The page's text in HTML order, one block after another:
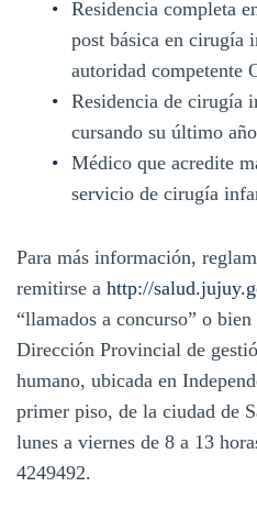
Residencia completa
post básica en cirugía
autoridad competente
Residencia de cirugía
cursando su último
Médico que acredite
servicio de cirugía
Para más información,
remitirse a http://
“llamados a concurso” o
Dirección Provincial de
humano, ubicada en
primer piso, de la ciudad de
lunes a viernes de 8 a 13
4249492.